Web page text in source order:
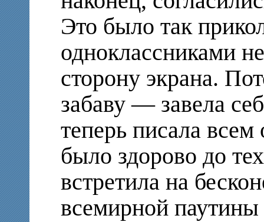
Это было так
одноклассниками
сторону экрана.
забаву — завела
теперь писала
было здорово до
встретила на
всемирной паутины